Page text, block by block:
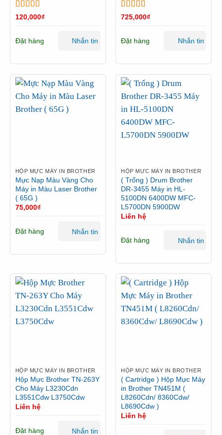
Được xếp
120,000₫
Đặt hàng Nhắn tin
Được xếp
725,000₫
Đặt hàng Nhắn tin
HỘP MỰC MÁY IN BROTHER
Mực Nạp Màu Vàng Cho
Máy in Màu Laser Brother
( 65G )
75,000₫
Đặt hàng Nhắn tin
HỘP MỰC MÁY IN BROTHER
( Trống ) Drum Brother
DR-3455 Máy in HL-
5100DN 6400DW MFC-
L5700DN 5900DW
Liên hệ
Đặt hàng Nhắn tin
HỘP MỰC MÁY IN BROTHER
Hộp Mực Brother TN-263Y
Cho Máy L3230Cdn
L3551Cdw L3750Cdw
Liên hệ
Đặt hàng Nhắn tin
HỘP MỰC MÁY IN BROTHER
( Cartridge ) Hộp Mực Máy
in Brother TN451M (
L8260Cdn/ 8360Cdw/
L8690Cdw )
Liên hệ